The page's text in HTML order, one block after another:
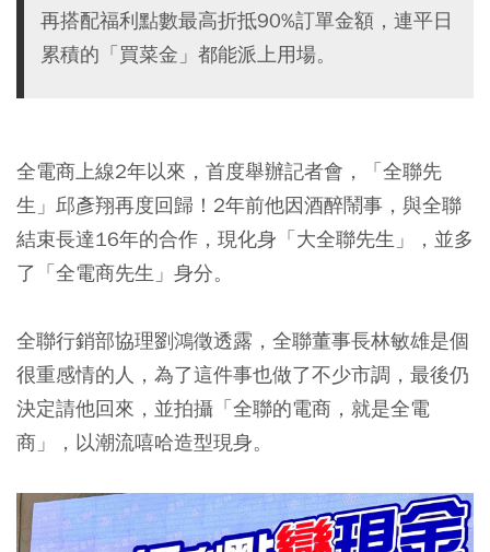
再搭配福利點數最高折抵90%訂單金額，連平日
累積的「買菜金」都能派上用場。
全電商上線2年以來，首度舉辦記者會，「全聯先
生」邱彥翔再度回歸！2年前他因酒醉鬧事，與全聯
結束長達16年的合作，現化身「大全聯先生」，並多
了「全電商先生」身分。
全聯行銷部協理劉鴻徵透露，全聯董事長林敏雄是個
很重感情的人，為了這件事也做了不少市調，最後仍
決定請他回來，並拍攝「全聯的電商，就是全電
商」，以潮流嘻哈造型現身。